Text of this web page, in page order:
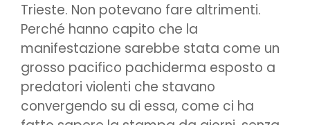
Trieste. Non potevano fare altrimenti.
Perché hanno capito che la
manifestazione sarebbe stata come un
grosso pacifico pachiderma esposto a
predatori violenti che stavano
convergendo su di essa, come ci ha